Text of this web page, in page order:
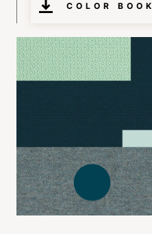
COLOR BOOK